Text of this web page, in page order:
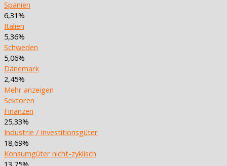
Spanien
6,31%
Italien
5,36%
Schweden
5,06%
Dänemark
2,45%
Mehr anzeigen
Sektoren
Finanzen
25,33%
Industrie / Investitionsgüter
18,69%
Konsumgüter nicht-zyklisch
13,75%